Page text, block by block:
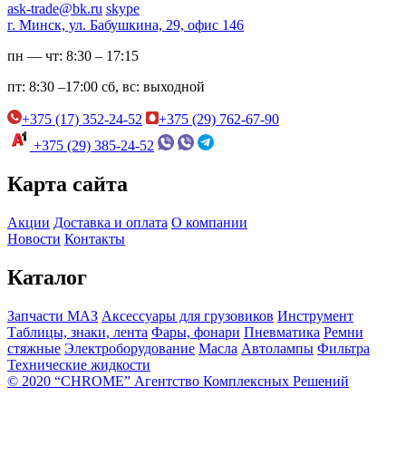
ask-trade@bk.ru skype
г. Минск, ул. Бабушкина, 29, офис 146
пн — чт: 8:30 – 17:15
пт: 8:30 –17:00 сб, вс: выходной
+375 (17) 352-24-52
+375 (29) 762-67-90
+375 (29) 385-24-52
Карта сайта
Акции Доставка и оплата О компании
Новости Контакты
Каталог
Запчасти МАЗ Аксессуары для грузовиков Инструмент
Таблицы, знаки, лента Фары, фонари Пневматика Ремни
стяжные Электроборудование Масла Автолампы Фильтра
Технические жидкости
© 2020 “CHROME” Агентство Комплексных Решений